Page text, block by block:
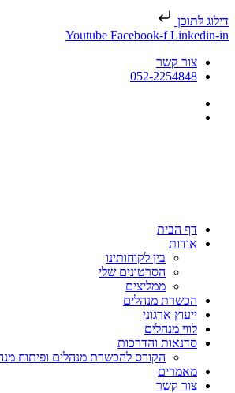
דילוג לתוכן
Youtube Facebook-f Linkedin-in
צור קשר
052-2254848
דף הבית
אודות
בין לקוחותינו
הסרטונים שלי
ממליצים
הכשרת מנהלים
ייעוץ ארגוני
לווי מנהלים
סדנאות והדרכות
הקורס להכשרת מנהלים ופיתוח
מאמרים
צור קשר